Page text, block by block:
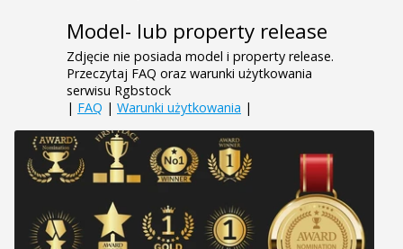
Model- lub property release
Zdjęcie nie posiada model i property release.
Przeczytaj FAQ oraz warunki użytkowania
serwisu Rgbstock
| FAQ | Warunki użytkowania |